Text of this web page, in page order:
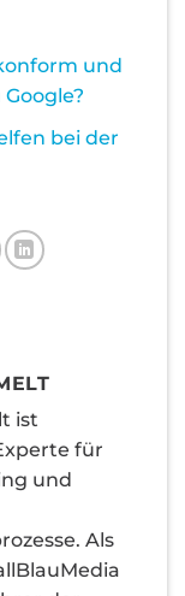
und
bei der
ist
für
und
Als